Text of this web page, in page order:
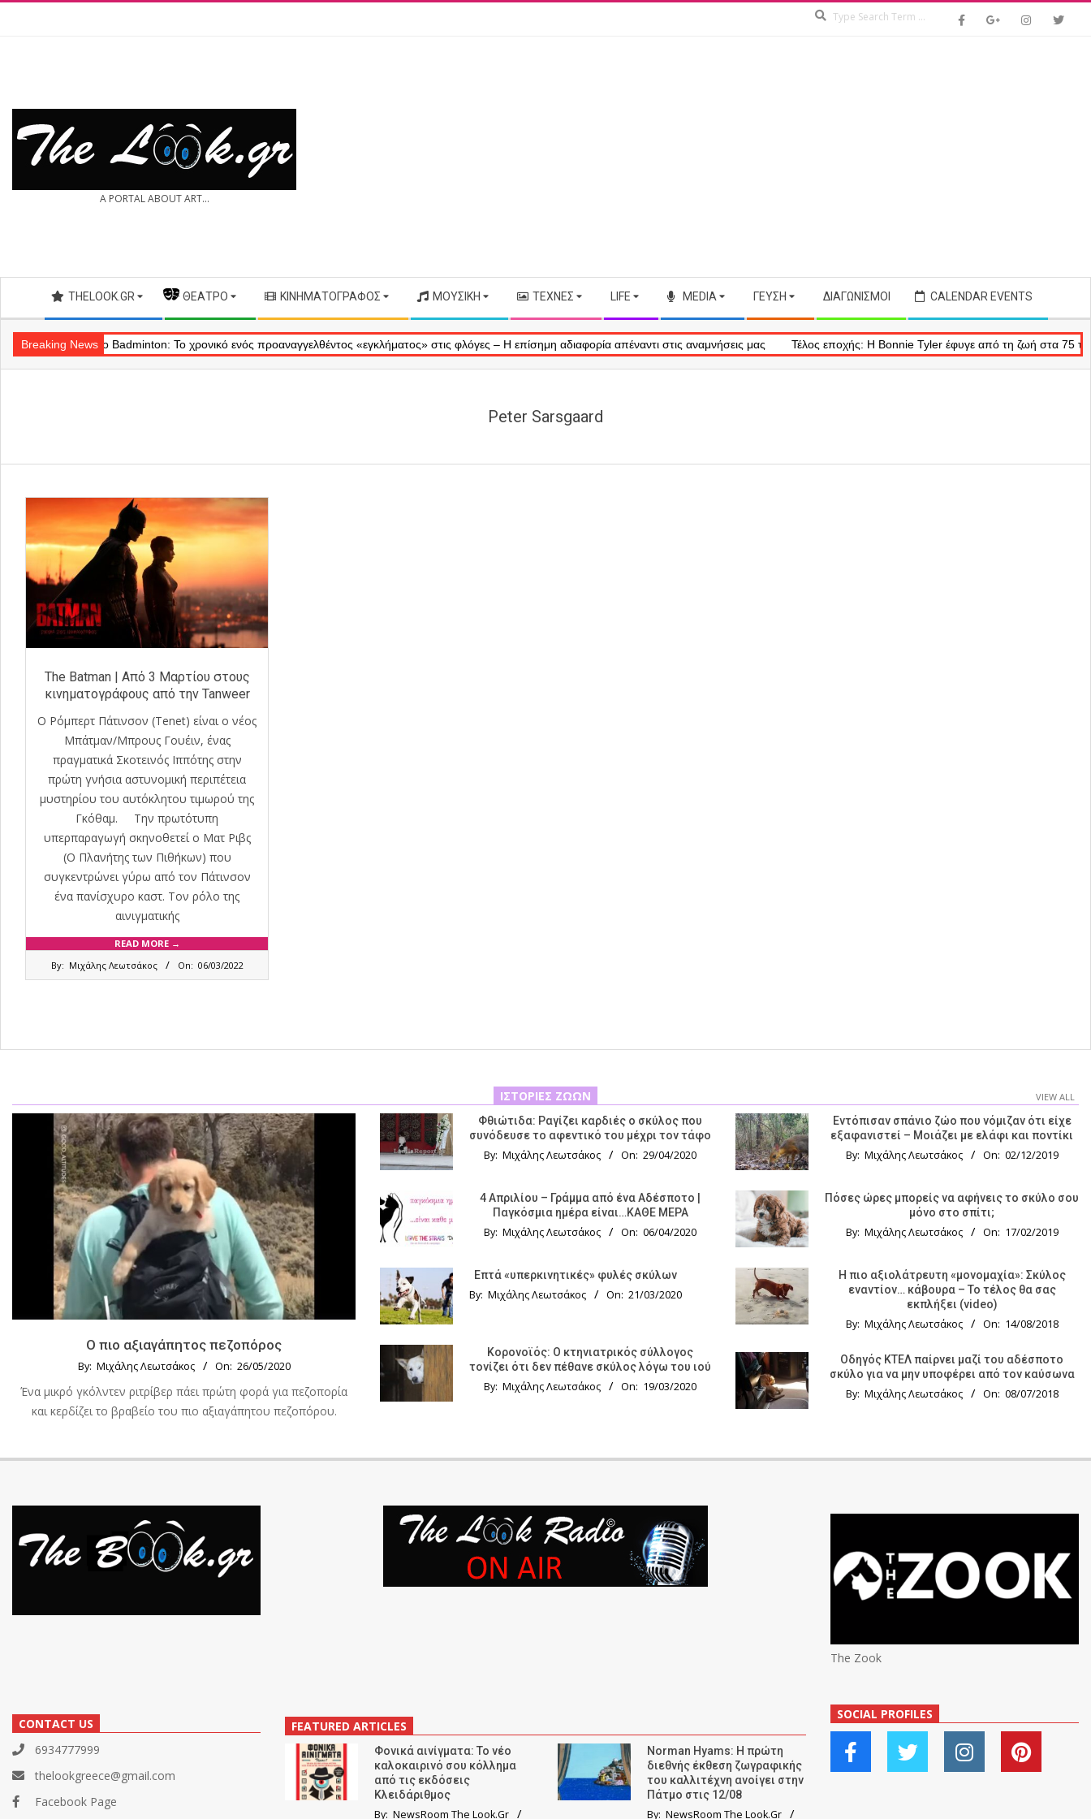
THE A PORTAL ABOUT ART...
Secondary
Navigation
Menu
THELOOK.GR — ΘΈΑΤΡΟ ΚΙΝΗΜΑΤΟΓΡΆΦΟΣ ΜΟΥΣΙΚΉ ΤΈΧΝΕΣ LIFE MEDIA ΓΕΎΣΗ ΔΙΑΓΩΝΙΣΜΟΊ CALENDAR EVENTS
Breaking News
Θέατρο Badminton: Το χρονικό ενός προαναγγελθέντος «εγκλήματος» στις φλόγες – Η επίσημη αδιαφορία απέναντι στις αναμνήσεις μας Τέλος εποχής: Η Bonnie Tyler έφυγε από τη ζωή στα 75 της
Peter Sarsgaard
The Batman | Από 3 Μαρτίου στους
κινηματογράφους από την Tanweer
Ο Ρόμπερτ Πάτινσον (Tenet) είναι ο νέος
Μπάτμαν/Μπρους Γουέιν, ένας
πραγματικά Σκοτεινός Ιππότης στην
πρώτη γνήσια αστυνομική περιπέτεια
μυστηρίου του αυτόκλητου τιμωρού της
Γκόθαμ. Την πρωτότυπη
υπερπαραγωγή σκηνοθετεί ο Ματ Ριβς
(Ο Πλανήτης των Πιθήκων) που
συγκεντρώνει γύρω από τον Πάτινσον
ένα πανίσχυρο καστ. Τον ρόλο της
αινιγματικής
READ MORE →
By: Μιχάλης Λεωτσάκος On: 06/03/2022
ΙΣΤΟΡΊΕΣ ΖΏΩΝ VIEW ALL
Ο πιο αξιαγάπητος πεζοπόρος
By: Μιχάλης Λεωτσάκος On: 26/05/2020
Ένα μικρό γκόλντεν ριτρίβερ πάει πρώτη φορά για πεζοπορία
και κερδίζει το βραβείο του πιο αξιαγάπητου πεζοπόρου.
Φθιώτιδα: Ραγίζει καρδιές ο σκύλος που
συνόδευσε το αφεντικό του μέχρι τον τάφο
By: Μιχάλης Λεωτσάκος On: 29/04/2020
4 Απριλίου – Γράμμα από ένα Αδέσποτο |
Παγκόσμια ημέρα είναι…ΚΑΘΕ ΜΕΡΑ
By: Μιχάλης Λεωτσάκος On: 06/04/2020
Επτά «υπερκινητικές» φυλές σκύλων
By: Μιχάλης Λεωτσάκος On: 21/03/2020
Κορονοϊός: Ο κτηνιατρικός σύλλογος
τονίζει ότι δεν πέθανε σκύλος λόγω του ιού
By: Μιχάλης Λεωτσάκος On: 19/03/2020
Εντόπισαν σπάνιο ζώο που νόμιζαν ότι είχε
εξαφανιστεί – Μοιάζει με ελάφι και ποντίκι
By: Μιχάλης Λεωτσάκος On: 02/12/2019
Πόσες ώρες μπορείς να αφήνεις το σκύλο σου
μόνο στο σπίτι;
By: Μιχάλης Λεωτσάκος On: 17/02/2019
Η πιο αξιολάτρευτη «μονομαχία»: Σκύλος
εναντίον… κάβουρα – Το τέλος θα σας
εκπλήξει (video)
By: Μιχάλης Λεωτσάκος On: 14/08/2018
Οδηγός KTΕΛ παίρνει μαζί του αδέσποτο
σκύλο για να μην υποφέρει από τον καύσωνα
By: Μιχάλης Λεωτσάκος On: 08/07/2018
CONTACT US
6934777999
thelookgreece@gmail.com
Facebook Page
FEATURED ARTICLES
Φονικά αινίγματα: Το νέο
καλοκαιρινό σου κόλλημα
από τις εκδόσεις
Κλειδάριθμος
By: NewsRoom The Look.Gr
Norman Hyams: Η πρώτη
διεθνής έκθεση ζωγραφικής
του καλλιτέχνη ανοίγει στην
Πάτμο στις 12/08
By: NewsRoom The Look.Gr
The Zook
SOCIAL PROFILES